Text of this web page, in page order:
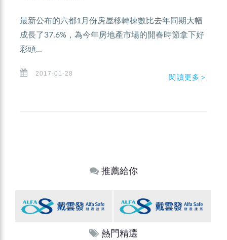
最新公布的六都1月份房屋移轉棟數比去年同期大幅
成長了37.6%，為今年房地產市場的開春時節拿下好
彩頭...
2017-01-28 閱讀更多＞
推薦給你
熱門精選